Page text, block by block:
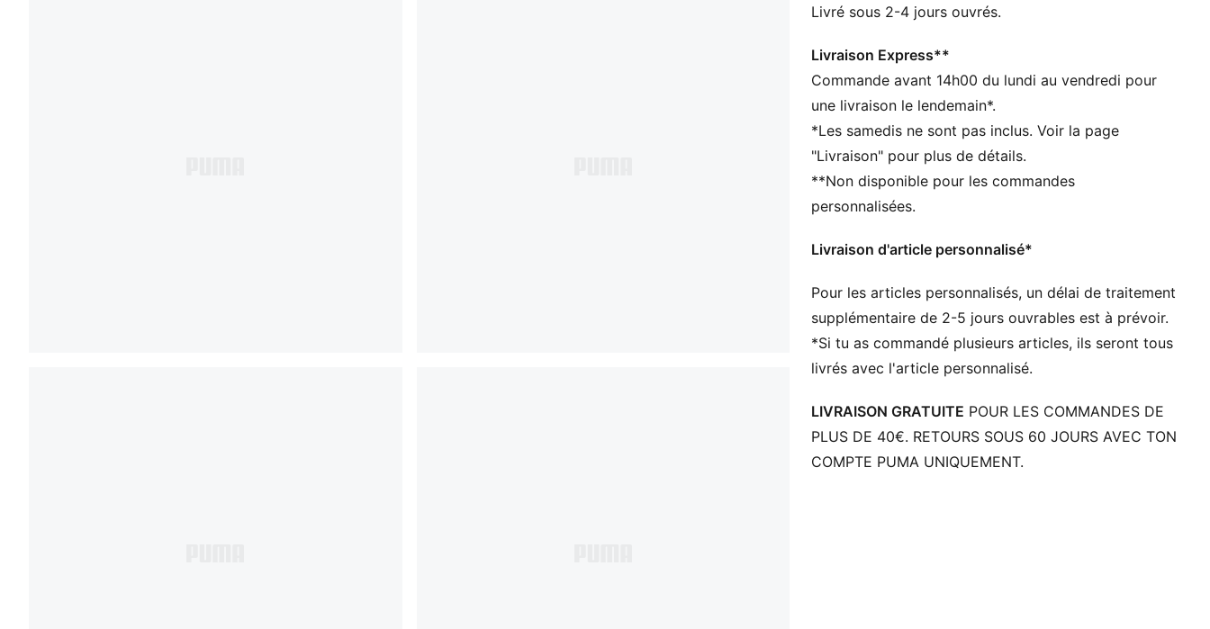
monde entier. Son histoire évolue en permanence,
qui façonnent l’avenir.
DÉTAILS
Largeur : Régulière
Fermeture : Fermeture à lacets
Talon : Talon plat
Doublure : Mesh
Semelle intérieure OrthoLite®
Livré sous 2-4 jours ouvrés.
Livraison Express**
Commande avant 14h00 du lundi au vendredi pour
une livraison le lendemain*.
*Les samedis ne sont pas inclus. Voir la page
"Livraison" pour plus de détails.
**Non disponible pour les commandes
personnalisées.
Livraison d'article personnalisé*
Pour les articles personnalisés, un délai de traitement
supplémentaire de 2-5 jours ouvrables est à prévoir.
*Si tu as commandé plusieurs articles, ils seront tous
livrés avec l'article personnalisé.
LIVRAISON GRATUITE POUR LES COMMANDES DE
PLUS DE 40€. RETOURS SOUS 60 JOURS AVEC TON
COMPTE PUMA UNIQUEMENT.